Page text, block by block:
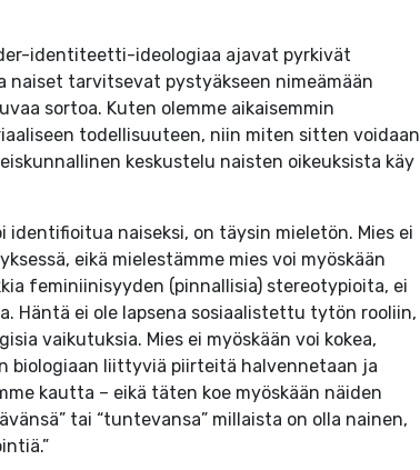
identiteetti-ideologiaa ajavat pyrkivät
tarvitsevat pystyäkseen nimeämään
sortoa. Kuten olemme aikaisemmin
todellisuuteen, niin miten sitten voidaan
keskustelu naisten oikeuksista käy
naiseksi, on täysin mieletön. Mies ei
eikä mielestämme mies voi myöskään
feminiinisyyden (pinnallisia) stereotypioita, ei
Häntä ei ole lapsena sosiaalistettu tytön rooliin,
vaikutuksia. Mies ei myöskään voi kokea,
biologiaan liittyviä piirteitä halvennetaan ja
kautta – eikä täten koe myöskään näiden
tai “tuntevansa” millaista on olla nainen,